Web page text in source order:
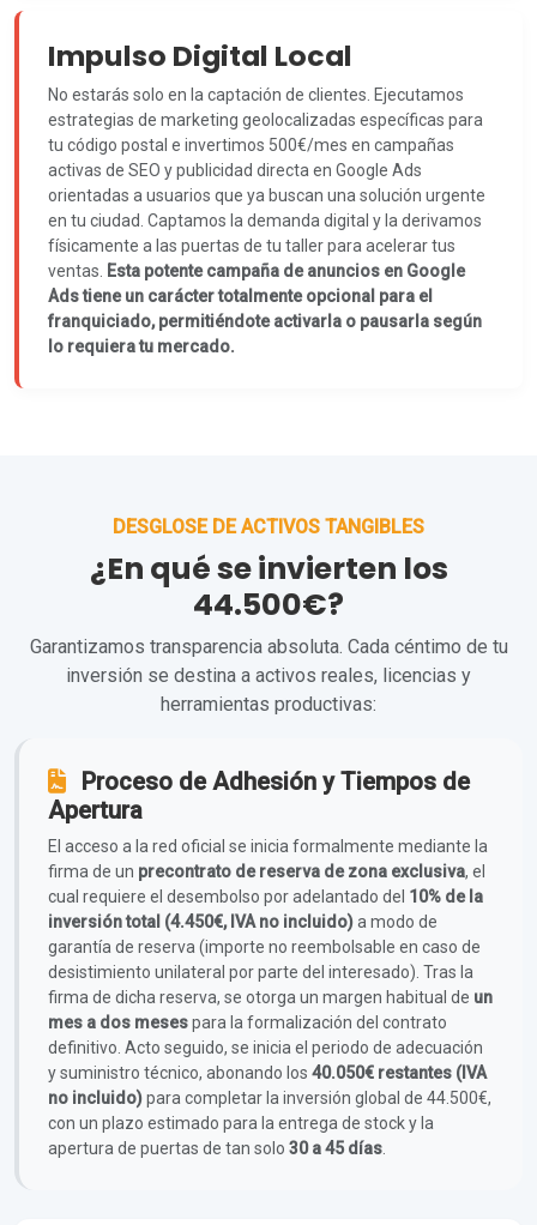
Impulso Digital Local
No estarás solo en la captación de clientes. Ejecutamos
estrategias de marketing geolocalizadas específicas para
tu código postal e invertimos 500€/mes en campañas
activas de SEO y publicidad directa en Google Ads
orientadas a usuarios que ya buscan una solución urgente
en tu ciudad. Captamos la demanda digital y la derivamos
físicamente a las puertas de tu taller para acelerar tus
ventas. Esta potente campaña de anuncios en Google
Ads tiene un carácter totalmente opcional para el
franquiciado, permitiéndote activarla o pausarla según
lo requiera tu mercado.
DESGLOSE DE ACTIVOS TANGIBLES
¿En qué se invierten los
44.500€?
Garantizamos transparencia absoluta. Cada céntimo de tu
inversión se destina a activos reales, licencias y
herramientas productivas:
Proceso de Adhesión y Tiempos de
Apertura
El acceso a la red oficial se inicia formalmente mediante la
firma de un precontrato de reserva de zona exclusiva, el
cual requiere el desembolso por adelantado del 10% de la
inversión total (4.450€, IVA no incluido)a modo de
garantía de reserva (importe no reembolsable en caso de
desistimiento unilateral por parte del interesado). Tras la
firma de dicha reserva, se otorga un margen habitual de un
mes a dos mesespara la formalización del contrato
definitivo. Acto seguido, se inicia el periodo de adecuación
y suministro técnico, abonando los 40.050€ restantes (IVA
no incluido)para completar la inversión global de 44.500€,
con un plazo estimado para la entrega de stock y la
apertura de puertas de tan solo 30 a 45 días.